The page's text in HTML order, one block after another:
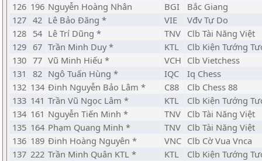
126 196 Nguyễn Hoàng Nhân BGI
Bắc Giang
127 42 Lê Bảo Đăng * VIE
Vđv Tự Do
128 54 Lê Trí Dũng * TNV Clb Tài Năng Việt
129 67 Trần Minh Duy * KTL
Clb Kiện Tướng
130 77 Vũ Minh Hiếu * VCH Clb Vietchess
131
82 Ngô Tuấn Hùng * IQC
Iq Chess
132 134 Đinh Nguyễn Bảo Lâm * C88
Clb Chess 88
133 141 Trần Vũ Ngọc Lâm * KTL
Clb Kiện Tướng
134 161 Nguyễn Tiến Minh * TNV Clb Tài Năng Việt
135 164 Phạm Quang Minh * TNV Clb Tài Năng Việt
136 189 Đinh Hoàng Nguyên * VNC Clb Cờ Vua Vnca
137 222 Trần Minh Quân KTL * KTL
Clb Kiện Tướng